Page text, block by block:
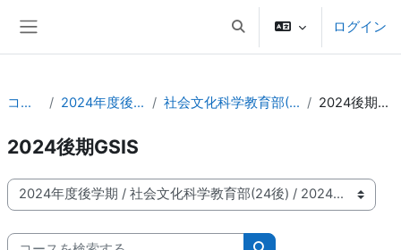
検索入力に切り替えるログイン
コース 2024年度後学期 社会文化科学教育部(24後) 2024後期GSIS
2024後期GSIS
コースカテゴリ
コースを検索する